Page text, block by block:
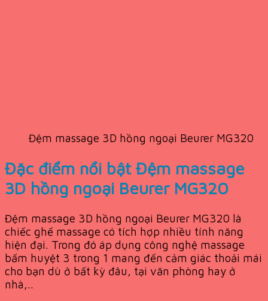
Đệm massage 3D hồng ngoại Beurer MG320
Đặc điểm nổi bật Đệm massage
3D hồng ngoại Beurer MG320
Đệm massage 3D hồng ngoại Beurer MG320 là
chiếc ghế massage có tích hợp nhiều tính năng
hiện đại. Trong đó áp dụng công nghệ massage
bấm huyệt 3 trong 1 mang đến cảm giác thoải mái
cho bạn dù ở bất kỳ đâu, tại văn phòng hay ở
nhà,..